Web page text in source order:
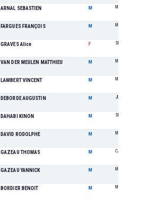
ARNAL SEBASTIEN M M3
FARGUES FRANÇOIS M M3
GRAVES Alice F SE
VAN DER MEULEN MATTHIEU M M0
LAMBERT VINCENT M M3
DEBORDE AUGUSTIN M JU
DAHABI KINON M SE
DAVID RODOLPHE M M3
GAZEAU THOMAS M CA
GAZEAU YANNICK M M3
BORDIER BENOIT M M2